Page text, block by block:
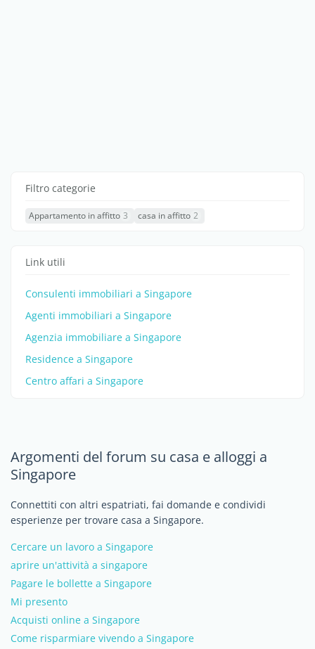
Filtro categorie
Appartamento in affitto 3 casa in affitto 2
Link utili
Consulenti immobiliari a Singapore
Agenti immobiliari a Singapore
Agenzia immobiliare a Singapore
Residence a Singapore
Centro affari a Singapore
Argomenti del forum su casa e alloggi a
Singapore
Connettiti con altri espatriati, fai domande e condividi
esperienze per trovare casa a Singapore.
Cercare un lavoro a Singapore
aprire un'attività a singapore
Pagare le bollette a Singapore
Mi presento
Acquisti online a Singapore
Come risparmiare vivendo a Singapore